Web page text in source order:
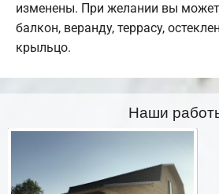
изменены. При желании вы
балкон, веранду, террасу,
крыльцо.
Наши